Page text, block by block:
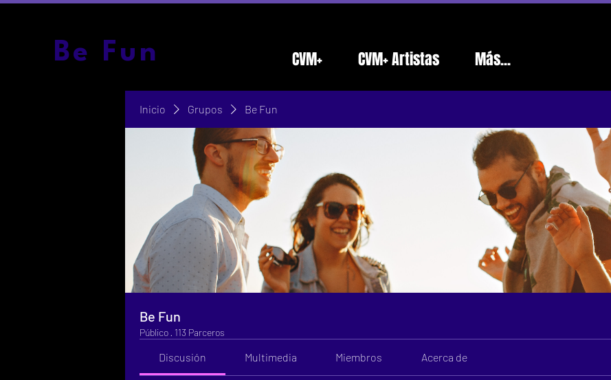
Be Fun CVM+ CVM+ Artistas Más...
Inicio Grupos Be Fun
Be Fun
Público · 113 Parceros
Discusión Multimedia Miembros Acerca de